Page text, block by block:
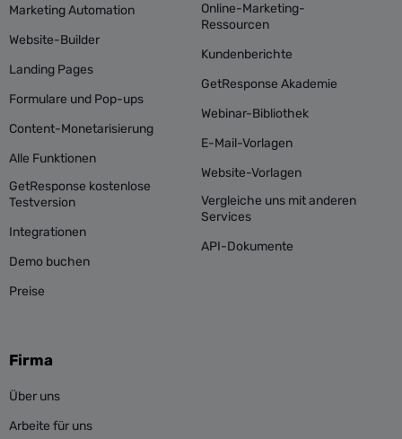
Marketing Automation
Website-Builder
Landing Pages
Formulare und Pop-ups
Content-Monetarisierung
Alle Funktionen
GetResponse kostenlose
Testversion
Integrationen
Demo buchen
Preise
Online-Marketing-
Ressourcen
Kundenberichte
GetResponse Akademie
Webinar-Bibliothek
E-Mail-Vorlagen
Website-Vorlagen
Vergleiche uns mit anderen
Services
API-Dokumente
Firma
Über uns
Arbeite für uns